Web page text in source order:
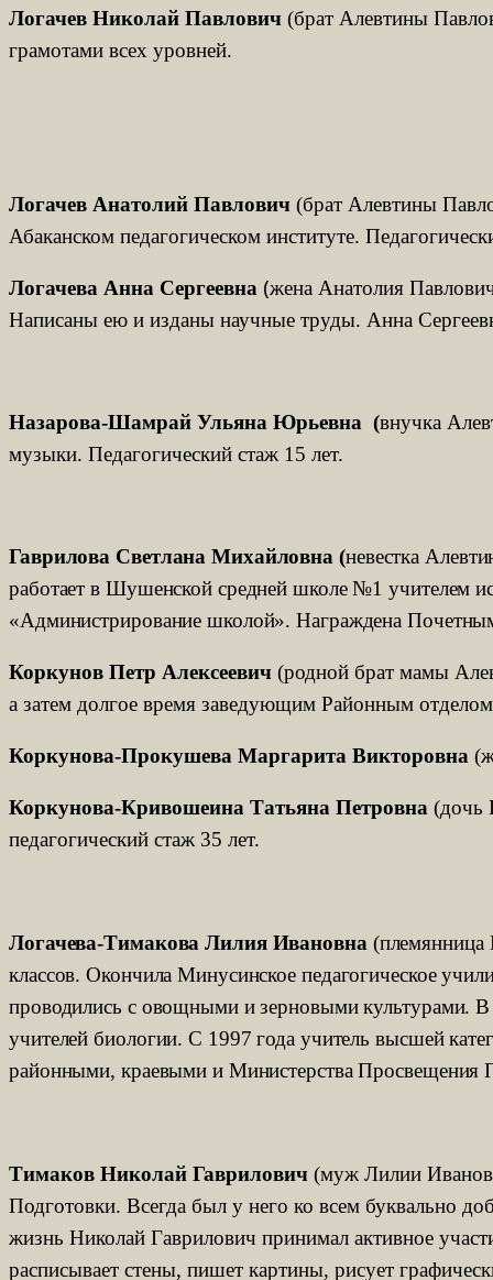
Логачев Николай Павлович (брат Алевтины
грамотами всех уровней.
Логачев Анатолий Павлович (брат Алевтины
Абаканском педагогическом институте.
Логачева Анна Сергеевна (жена Анатолия
Написаны ею и изданы научные труды. Анна
Назарова-Шамрай Ульяна Юрьевна (внучка
музыки. Педагогический стаж 15 лет.
Гаврилова Светлана Михайловна (невестка
работает в Шушенской средней школе №1 учителем
«Администрирование школой». Награждена
Коркунов Петр Алексеевич (родной брат мамы
а затем долгое время заведующим Районным
Коркунова-Прокушева Маргарита Викторовна
Коркунова-Кривошеина Татьяна Петровна (дочь
педагогический стаж 35 лет.
Логачева-Тимакова Лилия Ивановна (племянница
классов. Окончила Минусинское педагогическое
проводились с овощными и зерновыми культурами. В
учителей биологии. С 1997 года учитель высшей
районными, краевыми и Министерства Просвещения
Тимаков Николай Гаврилович (муж Лилии
Подготовки. Всегда был у него ко всем буквально
жизнь Николай Гаврилович принимал активное
расписывает стены, пишет картины, рисует